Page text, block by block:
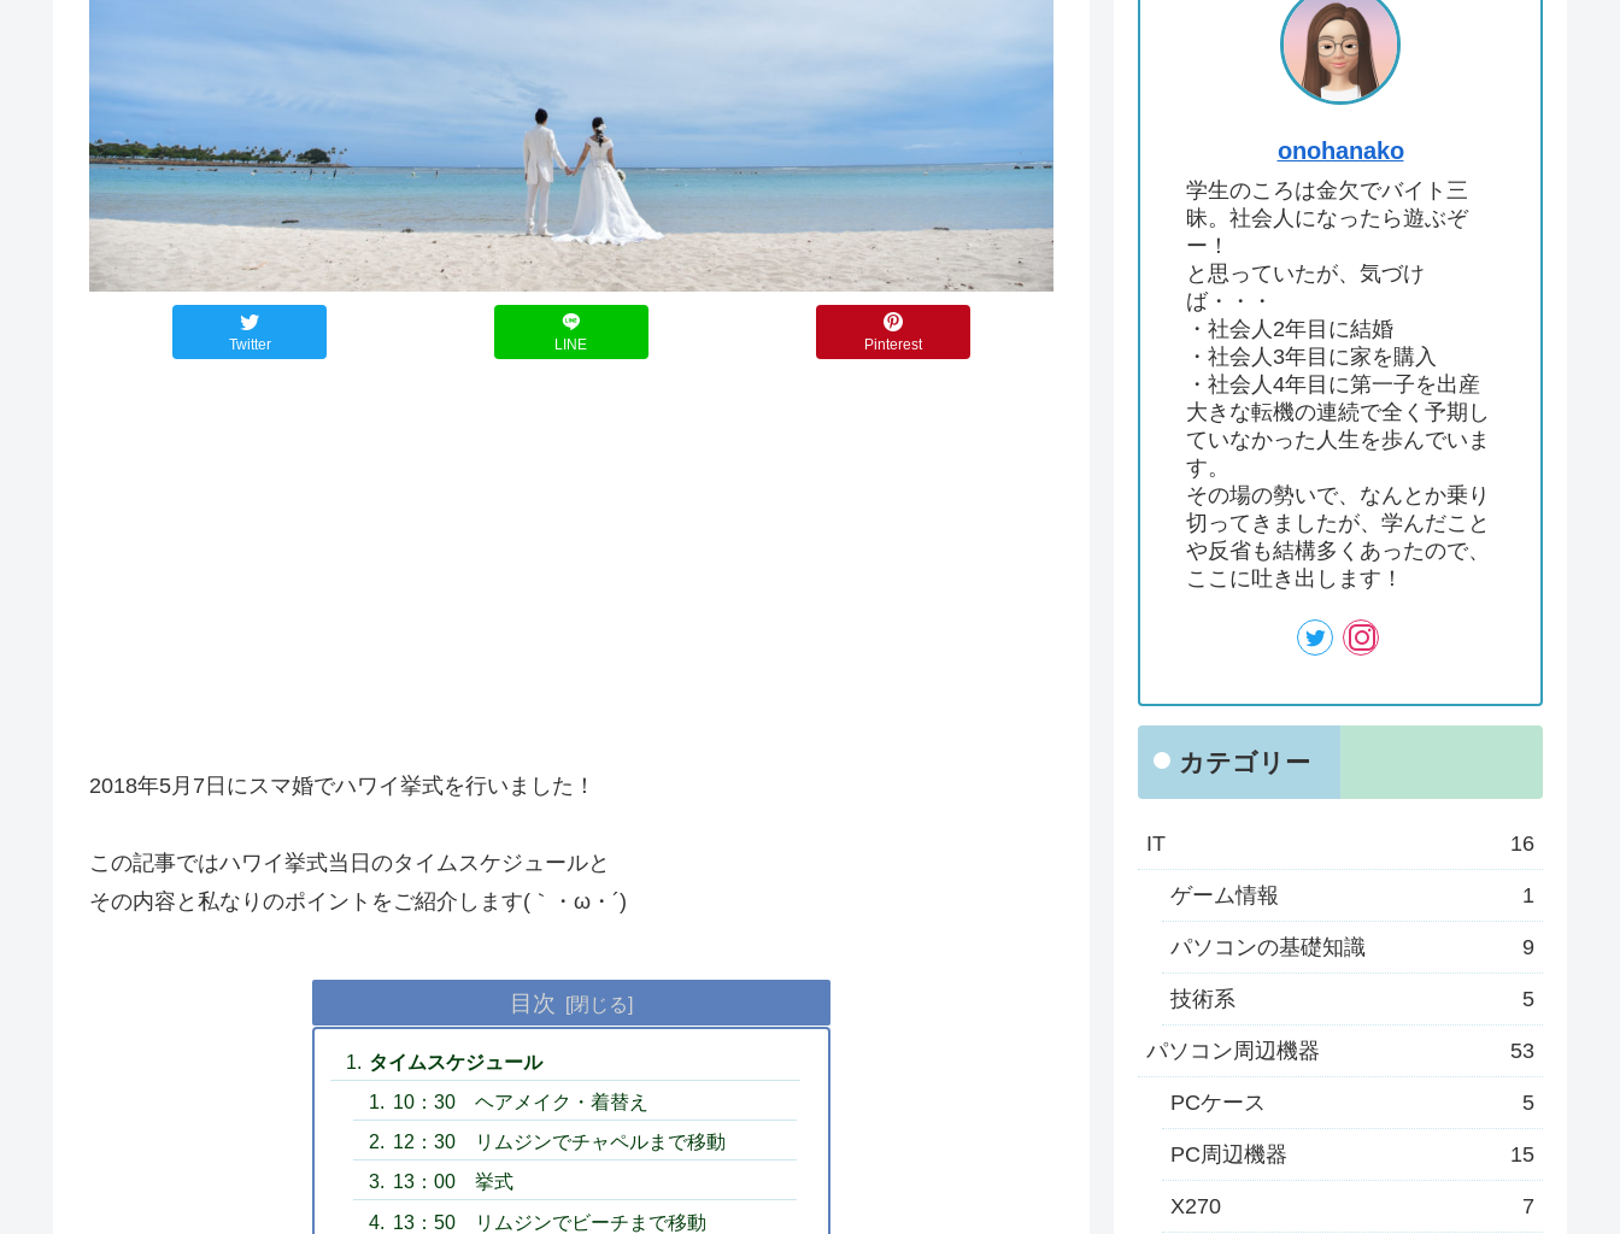
Twitter LINE Pinterest
2018年5月7日にスマ婚でハワイ挙式を行いました！
この記事ではハワイ挙式当日のタイムスケジュールと
その内容と私なりのポイントをご紹介します(｀・ω・´)
目次
タイムスケジュール
10：30 ヘアメイク・着替え
12：30 リムジンでチャペルまで移動
13：00 挙式
13：50 リムジンでビーチまで移動
onohanako
学生のころは金欠でバイト三
昧。社会人になったら遊ぶぞ
ー！
と思っていたが、気づけ
ば・・・
・社会人2年目に結婚
・社会人3年目に家を購入
・社会人4年目に第一子を出産
大きな転機の連続で全く予期し
ていなかった人生を歩んでいま
す。
その場の勢いで、なんとか乗り
切ってきましたが、学んだこと
や反省も結構多くあったので、
ここに吐き出します！
カテゴリー
IT 16
ゲーム情報 1
パソコンの基礎知識 9
技術系 5
パソコン周辺機器 53
PCケース 5
PC周辺機器 15
X270 7